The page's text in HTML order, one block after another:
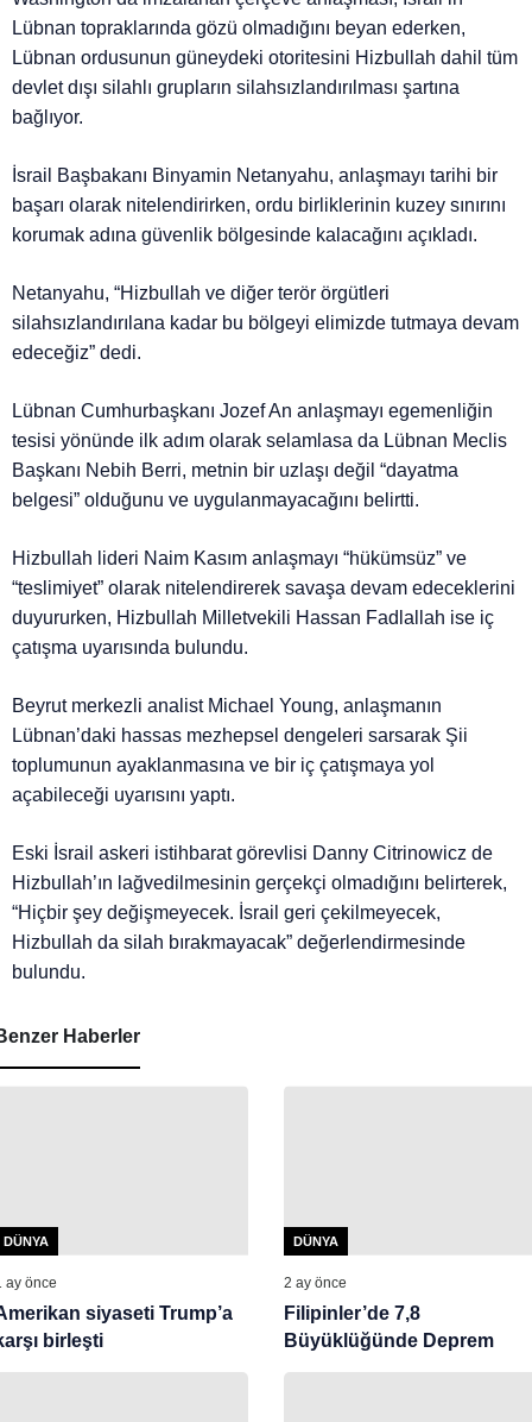
Lübnan topraklarında gözü olmadığını beyan ederken,
Lübnan ordusunun güneydeki otoritesini Hizbullah dahil tüm
devlet dışı silahlı grupların silahsızlandırılması şartına
bağlıyor.
İsrail Başbakanı Binyamin Netanyahu, anlaşmayı tarihi bir
başarı olarak nitelendirirken, ordu birliklerinin kuzey sınırını
korumak adına güvenlik bölgesinde kalacağını açıkladı.
Netanyahu, “Hizbullah ve diğer terör örgütleri
silahsızlandırılana kadar bu bölgeyi elimizde tutmaya devam
edeceğiz” dedi.
Lübnan Cumhurbaşkanı Jozef An anlaşmayı egemenliğin
tesisi yönünde ilk adım olarak selamlasa da Lübnan Meclis
Başkanı Nebih Berri, metnin bir uzlaşı değil “dayatma
belgesi” olduğunu ve uygulanmayacağını belirtti.
Hizbullah lideri Naim Kasım anlaşmayı “hükümsüz” ve
“teslimiyet” olarak nitelendirerek savaşa devam edeceklerini
duyururken, Hizbullah Milletvekili Hassan Fadlallah ise iç
çatışma uyarısında bulundu.
Beyrut merkezli analist Michael Young, anlaşmanın
Lübnan’daki hassas mezhepsel dengeleri sarsarak Şii
toplumunun ayaklanmasına ve bir iç çatışmaya yol
açabileceği uyarısını yaptı.
Eski İsrail askeri istihbarat görevlisi Danny Citrinowicz de
Hizbullah’ın lağvedilmesinin gerçekçi olmadığını belirterek,
“Hiçbir şey değişmeyecek. İsrail geri çekilmeyecek,
Hizbullah da silah bırakmayacak” değerlendirmesinde
bulundu.
Haberler
DÜNYA
ay önce
siyaseti Trump’a
birleşti
DÜNYA
2 ay önce
Filipinler’de 7,8
Büyüklüğünde Deprem